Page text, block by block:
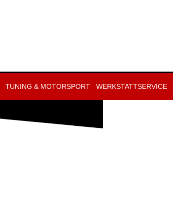
TUNING & MOTORSPORT WERKSTATTSERVICE